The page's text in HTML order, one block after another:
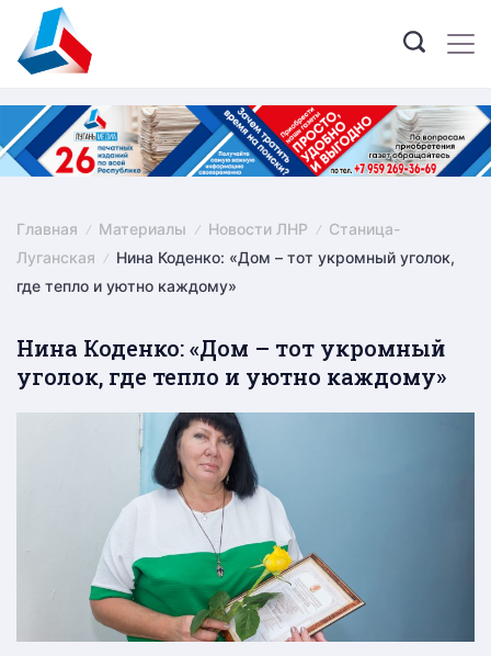
content
Главная Материалы Новости ЛНР
Станица-
Луганская
Нина Коденко: «Дом – тот укромный уголок,
где тепло и уютно каждому»
Нина Коденко: «Дом – тот укромный
уголок, где тепло и уютно каждому»